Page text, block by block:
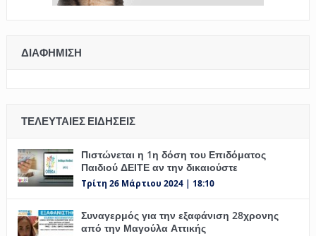
ΔΙΑΦΉΜΙΣΗ
ΤΕΛΕΥΤΑΊΕΣ ΕΙΔΉΣΕΙΣ
Πιστώνεται η 1η δόση του Επιδόματος
Παιδιού ΔΕΙΤΕ αν την δικαιούστε
Τρίτη 26 Μάρτιου 2024 | 18:10
Συναγερμός για την εξαφάνιση 28χρονης
από την Μαγούλα Αττικής